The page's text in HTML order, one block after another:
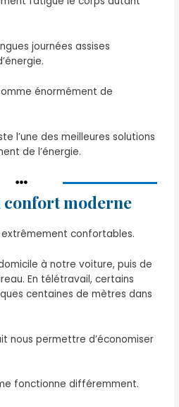
journées assises
énormément de
l’une des meilleures solutions
de l’énergie.
confort moderne
confortables.
à notre voiture, puis de
En télétravail, certains
centaines de mètres dans
nous permettre d’économiser
fonctionne différemment.